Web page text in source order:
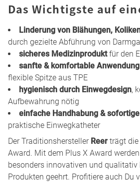
Das Wichtigste auf
Linderung von Blähungen,
durch gezielte Abführung von
sicheres Medizinproduktfür den
sanfte & komfortable Anwendung
flexible Spitze aus TPE
hygienisch durch Einwegdesign,
Aufbewahrung nötig
einfache Handhabung &
praktische Einwegkatheter
Der Traditionshersteller Reer trägt
Award. Mit dem Plus X Award
besonders innovativen und qualitativ
Produkten geehrt. Profitiere auch Du